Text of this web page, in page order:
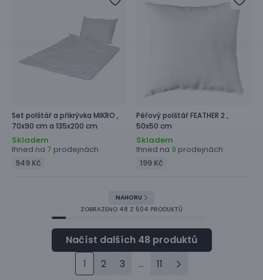
Set polštář a přikrývka MIKRO ,
70x90 cm a 135x200 cm
Skladem
Ihned na 7 prodejnách
949 Kč
Péřový polštářFEATHER 2 ,
50x50 cm
Skladem
Ihned na 9 prodejnách
199 Kč
NAHORU
ZOBRAZENO 48 Z 504 PRODUKTŮ
1 2 3 ... 11